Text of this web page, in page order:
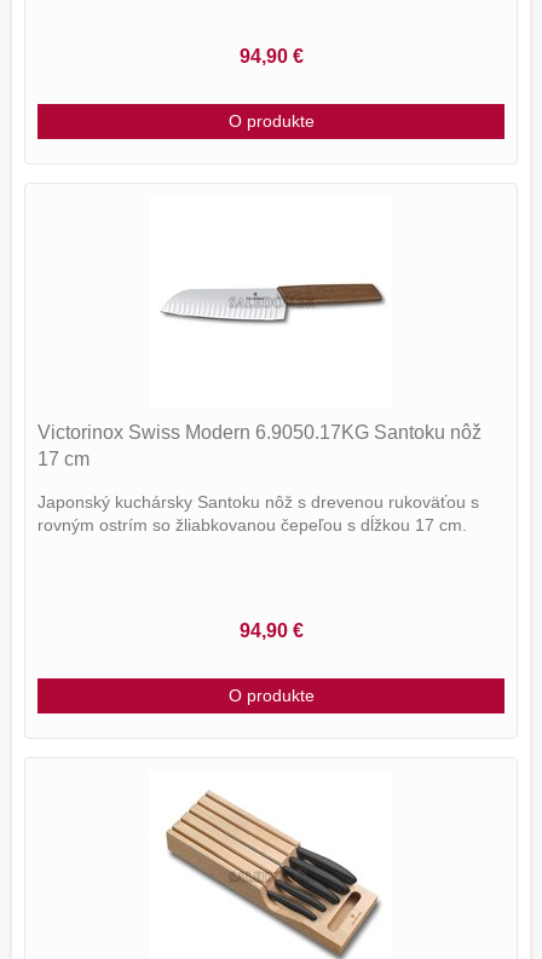
94,90 €
O produkte
Victorinox Swiss Modern 6.9050.17KG Santoku nôž
17 cm
Japonský kuchársky Santoku nôž s drevenou rukoväťou s
rovným ostrím so žliabkovanou čepeľou s dĺžkou 17 cm.
94,90 €
O produkte